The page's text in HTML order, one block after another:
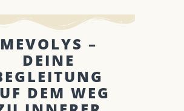
MEVOLYS –
DEINE
DEM WEG